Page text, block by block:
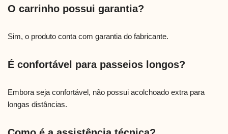
O carrinho possui garantia?
Sim, o produto conta com garantia do fabricante.
É confortável para passeios longos?
Embora seja confortável, não possui acolchoado extra para
longas distâncias.